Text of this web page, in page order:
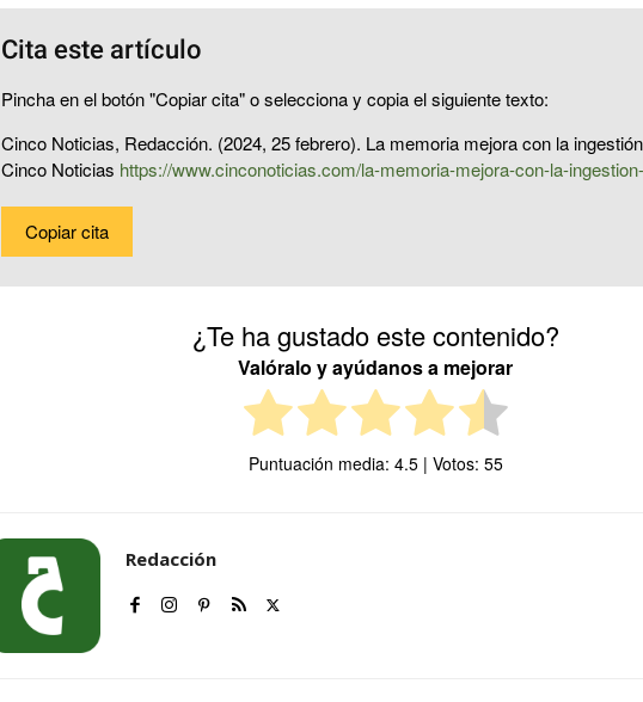
Cita este artículo
Pincha en el botón "Copiar cita" o selecciona y copia el siguiente texto:
Cinco Noticias, Redacción. (2024, 25 febrero). La memoria mejora con la
Cinco Noticias https://www.cinconoticias.com/la-memoria-mejora-con-la-
Copiar cita
¿Te ha gustado este contenido?
Valóralo y ayúdanos a mejorar
Puntuación media: 4.5| Votos: 55
Redacción